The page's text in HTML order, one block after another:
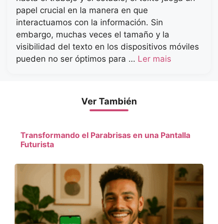
papel crucial en la manera en que
interactuamos con la información. Sin
embargo, muchas veces el tamaño y la
visibilidad del texto en los dispositivos móviles
pueden no ser óptimos para … Ler mais
Ver También
Transformando el Parabrisas en una Pantalla
Futurista